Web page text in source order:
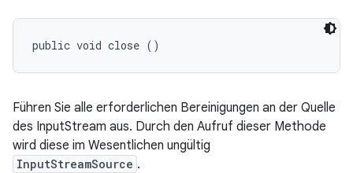
public void close ()
Führen Sie alle erforderlichen Bereinigungen an der Quelle
des InputStream aus. Durch den Aufruf dieser Methode
wird diese im Wesentlichen ungültig
InputStreamSource .